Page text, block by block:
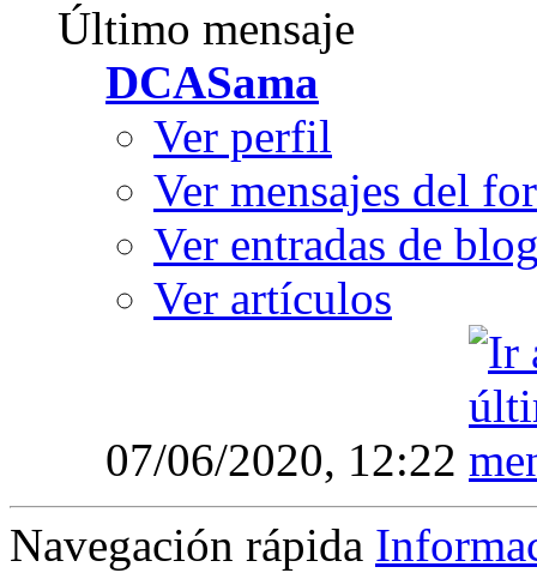
Último mensaje
DCASama
Ver perfil
Ver mensajes del
Ver entradas de
Ver artículos
07/06/2020, 12:22
Navegación rápida